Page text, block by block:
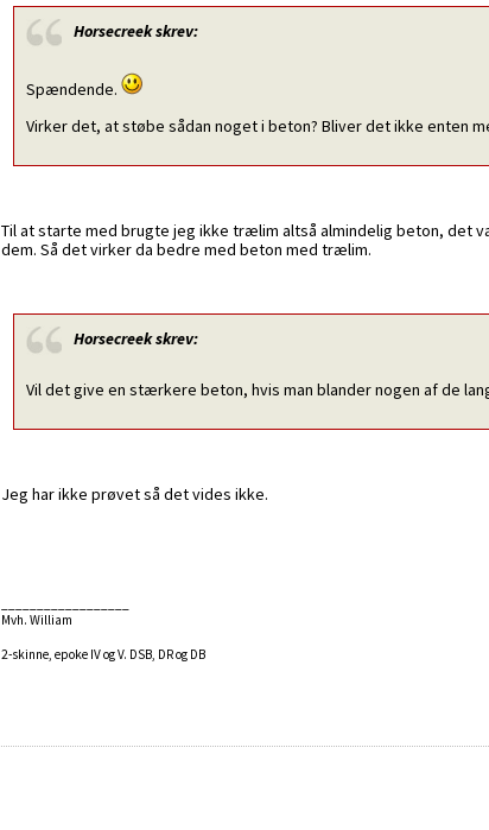
Horsecreekskrev:
Spændende.
Virker det, at støbe sådan noget i beton? Bliver det ikke enten
Til at starte med brugte jeg ikke trælim altså almindelig beton, det
dem. Så det virker da bedre med beton med trælim.
Horsecreekskrev:
Vil det give en stærkere beton, hvis man blander nogen af de
Jeg har ikke prøvet så det vides ikke.
Mvh. William
2-skinne, epoke IV og V. DSB, DR og DB